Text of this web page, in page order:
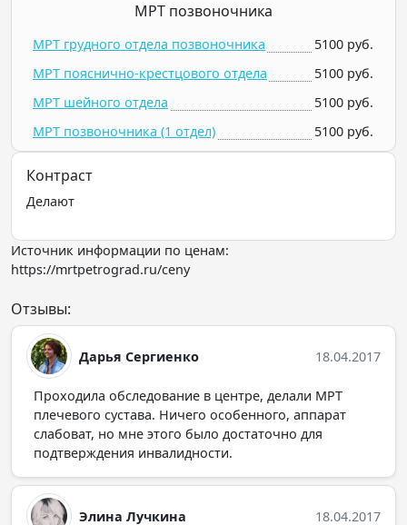
МРТ позвоночника
МРТ грудного отдела позвоночника
5100 руб.
МРТ пояснично-крестцового отдела
5100 руб.
МРТ шейного отдела
5100 руб.
МРТ позвоночника (1 отдел)
5100 руб.
Контраст
Делают
Источник информации по ценам:
https://mrtpetrograd.ru/ceny
Отзывы:
Дарья Сергиенко 18.04.2017
Проходила обследование в центре, делали МРТ
плечевого сустава. Ничего особенного, аппарат
слабоват, но мне этого было достаточно для
подтверждения инвалидности.
Элина Лучкина 18.04.2017